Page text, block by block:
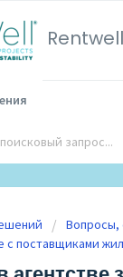
Rentwell
Вопросы,
с поставщиками